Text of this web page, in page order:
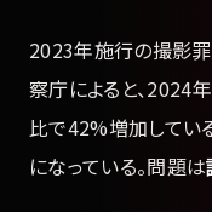
2023年施行の撮影
察庁によると、2024
比で42%増加してい
になっている。問題は